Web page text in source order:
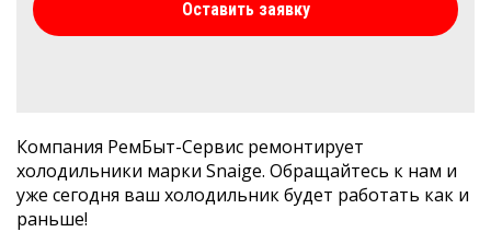
Оставить заявку
Компания РемБыт-Сервис ремонтирует
холодильники марки Snaige. Обращайтесь к нам и
уже сегодня ваш холодильник будет работать как и
раньше!